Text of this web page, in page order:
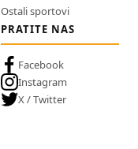
Ostali sportovi
PRATITE NAS
Facebook
Instagram
X / Twitter